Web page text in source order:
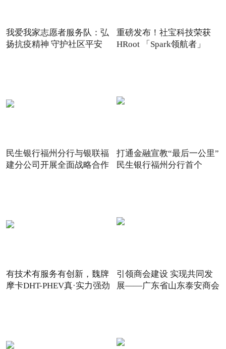
我爱我家志愿者服务队：弘
扬抗疫精神 守护社区平安
重磅发布！社宝科技荣获
HRoot 「Spark领航者」
民生银行福州分行与银联福
建分公司开展全面战略合作
打通金融宣教“最后一公里”
民生银行福州分行首个
有技术有服务有创新，魏牌
摩卡DHT-PHEV真·实力强劲
引领商会建设 实现共同发
展——广东省山东泰安商会